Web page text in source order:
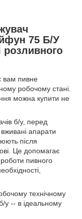
75 Б/У
вам пивне
робочому стані.
можна купити не
б/у, перед
апарати
після
Це допомагає
пивного
технічному
у -- в ідеальному